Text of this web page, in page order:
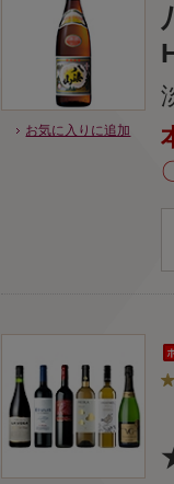
お気に入りに追加